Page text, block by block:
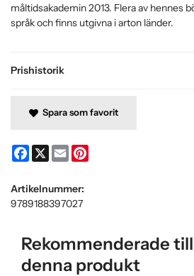
Prishistorik
måltidsakademin 2013. Flera av hennes
språk och finns utgivna i arton länder.
Spara som favorit
Facebook
X Email
Artikelnummer:
9789188397027
Rekommenderade
denna produkt